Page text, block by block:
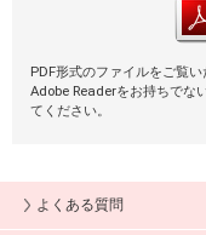
PDF形式のファイルをご覧
Adobe Readerをお持ちでな
てください。
よくある質問